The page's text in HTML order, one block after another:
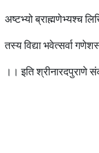
अष्टभ्यो ब्राह्मणेभ्यश्च
तस्य विद्या भवेत्सर्वा
।। इति श्रीनारदपुराणे